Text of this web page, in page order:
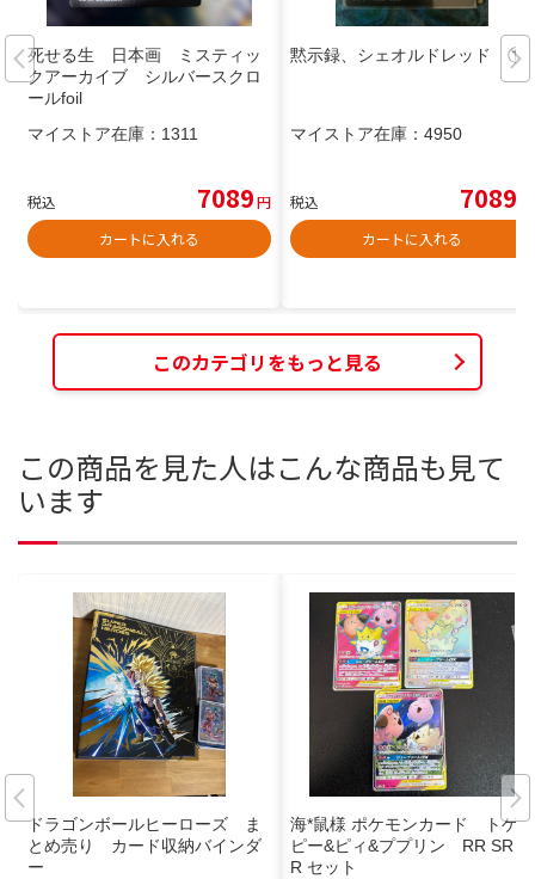
死せる生 日本画 ミスティッ
クアーカイブ シルバースクロ
ールfoil
マイストア在庫： 1311
税込 7089円
カートに入れる
黙示録、シェオルドレッド ①
マイストア在庫： 4950
税込 7089
カートに入れる
このカテゴリをもっと見る
この商品を見た人はこんな商品も見て
います
ドラゴンボールヒーローズ ま
とめ売り カード収納バインダ
ー
海*鼠様 ポケモンカード トゲ
ピー&ピィ&ププリン RR SR H
R セット